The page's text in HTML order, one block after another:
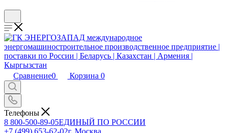
Сравнение0 Корзина 0
Телефоны
8 800-500-89-05ЕДИНЫЙ ПО РОССИИ
+7 (499) 653-62-02г. Москва